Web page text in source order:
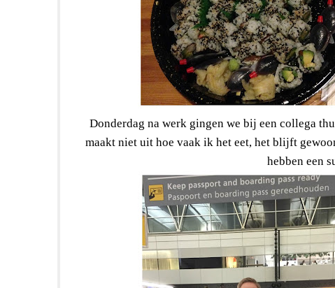
Donderdag na werk gingen we bij een collega
maakt niet uit hoe vaak ik het eet, het blijft
hebben een